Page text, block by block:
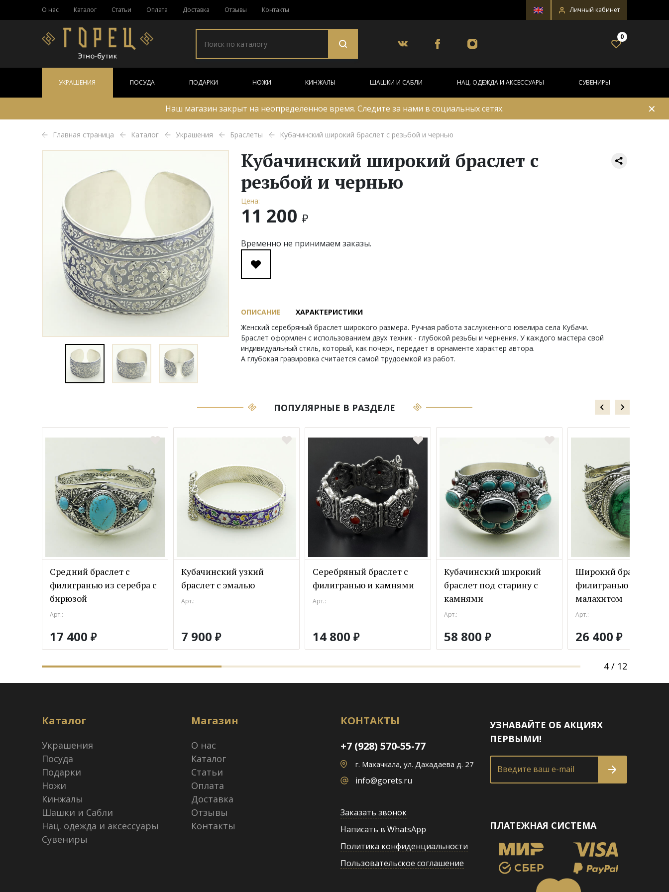
О нас Каталог Статьи Оплата Доставка Отзывы Контакты Личный кабинет
0
УКРАШЕНИЯ ПОСУДА ПОДАРКИ НОЖИ КИНЖАЛЫ ШАШКИ И САБЛИ НАЦ. ОДЕЖДА И АКСЕССУАРЫ СУВЕНИРЫ
Наш магазин закрыт на неопределенное время. Следите за нами в социальных сетях. ✕
Главная страница Каталог Украшения Браслеты Кубачинский широкий браслет с резьбой и чернью
Кубачинский широкий браслет с
резьбой и чернью
Цена:
11 200 ₽
Временно не принимаем заказы.
ОПИСАНИЕ
ХАРАКТЕРИСТИКИ
Женский серебряный браслет широкого размера. Ручная работа заслуженного ювелира села Кубачи.
Браслет оформлен с использованием двух техник - глубокой резьбы и чернения. У каждого мастера свой
индивидуальный стиль, который, как почерк, передает в орнаменте характер автора.
А глубокая гравировка считается самой трудоемкой из работ.
ПОПУЛЯРНЫЕ В РАЗДЕЛЕ
Средний браслет с
филигранью из серебра с
бирюзой
Арт.:
17 400 ₽
Кубачинский узкий
браслет с эмалью
Арт.:
7 900 ₽
Серебряный браслет с
филигранью и камнями
Арт.:
14 800 ₽
Кубачинский широкий
браслет под старину с
камнями
Арт.:
58 800 ₽
Широкий браслет с
филигранью из
малахитом
Арт.:
26 400 ₽
4 / 12
Каталог
Украшения
Посуда
Подарки
Ножи
Кинжалы
Шашки и Сабли
Нац. одежда и аксессуары
Сувениры
Магазин
О нас
Каталог
Статьи
Оплата
Доставка
Отзывы
Контакты
КОНТАКТЫ
+7 (928) 570-55-77
г. Махачкала, ул. Дахадаева д. 27
info@gorets.ru
Заказать звонок
Написать в WhatsApp
Политика конфиденциальности
Пользовательское соглашение
УЗНАВАЙТЕ ОБ АКЦИЯХ
ПЕРВЫМИ!
Введите ваш e-mail
ПЛАТЕЖНАЯ СИСТЕМА